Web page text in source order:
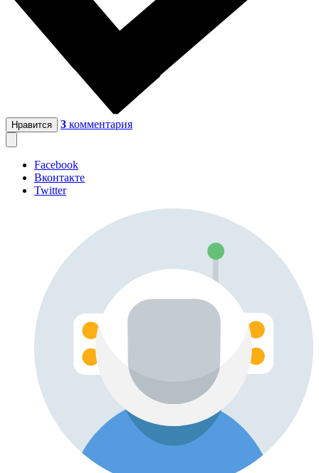
Нравится 3 комментария
Facebook
Вконтакте
Twitter